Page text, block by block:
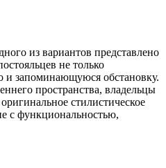
из вариантов представлено
не только
запоминающуюся обстановку.
пространства, владельцы
стилистическое
с функциональностью,